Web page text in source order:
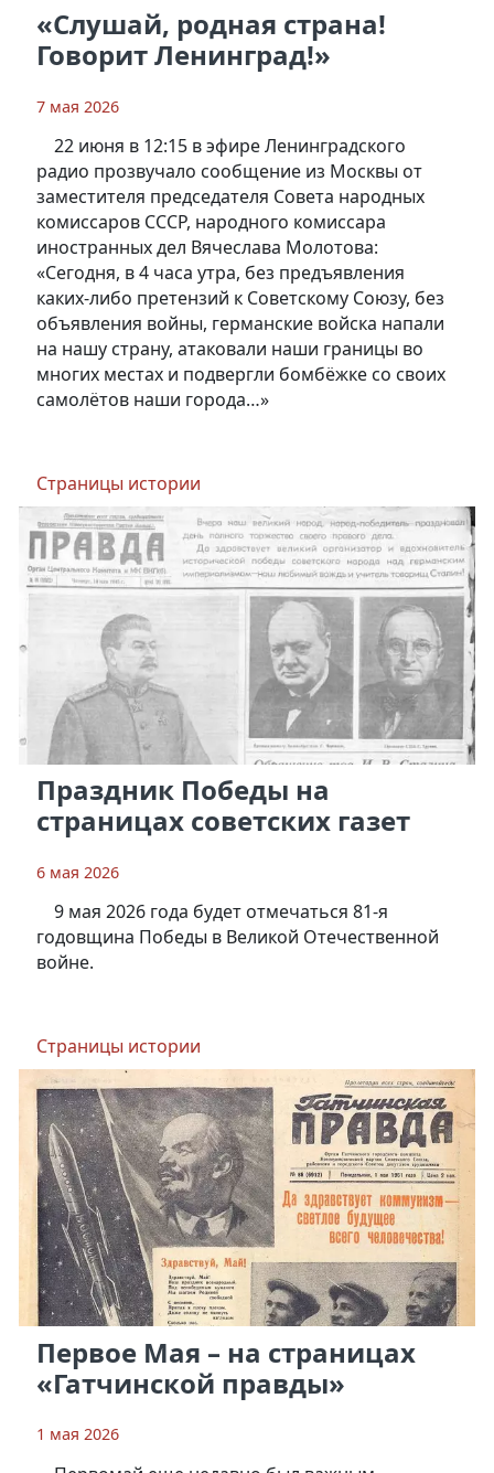
«Слушай, родная страна!
Говорит Ленинград!»
7 мая 2026
22 июня в 12:15 в эфире Ленинградского
радио прозвучало сообщение из Москвы от
заместителя председателя Совета народных
комиссаров СССР, народного комиссара
иностранных дел Вячеслава Молотова:
«Сегодня, в 4 часа утра, без предъявления
каких-либо претензий к Советскому Союзу, без
объявления войны, германские войска напали
на нашу страну, атаковали наши границы во
многих местах и подвергли бомбёжке со своих
самолётов наши города…»
Страницы истории
Праздник Победы на
страницах советских газет
6 мая 2026
9 мая 2026 года будет отмечаться 81-я
годовщина Победы в Великой Отечественной
войне.
Страницы истории
Первое Мая – на страницах
«Гатчинской правды»
1 мая 2026